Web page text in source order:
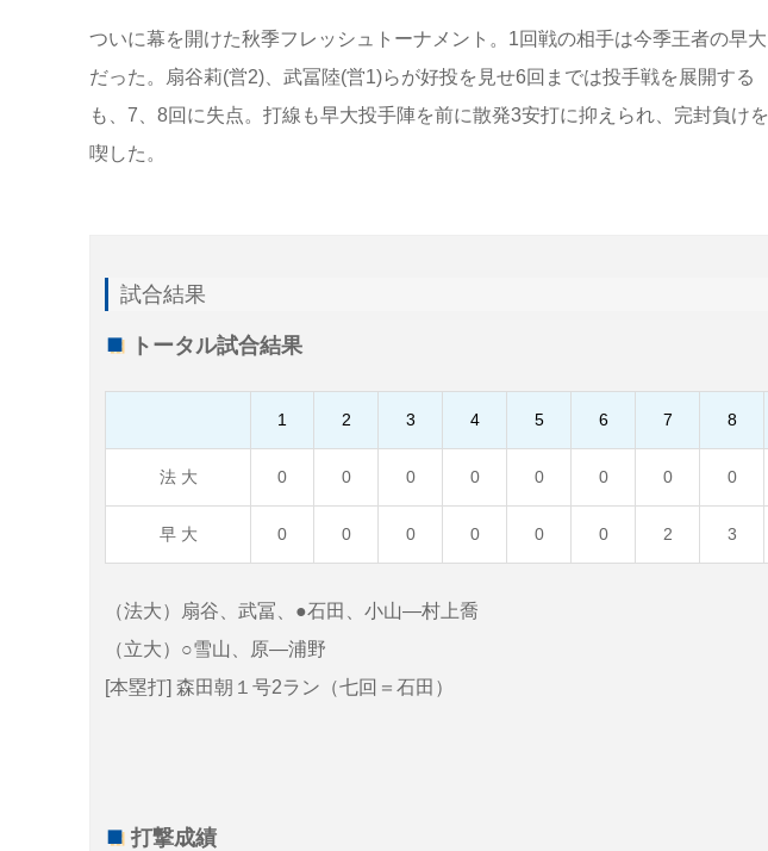
ついに幕を開けた秋季フレッシュトーナメント。1回戦の相手は今季王者の早大
だった。扇谷莉(営2)、武冨陸(営1)らが好投を見せ6回までは投手戦を展開する
も、7、8回に失点。打線も早大投手陣を前に散発3安打に抑えられ、完封負けを
喫した。
試合結果
トータル試合結果
1 2 3 4 5 6 7 8
法 大 0 0 0 0 0 0 0 0
早 大 0 0 0 0 0 0 2 3
（法大）扇谷、武冨、●石田、小山—村上喬
（立大）○雪山、原—浦野
[本塁打] 森田朝１号2ラン（七回＝石田）
打撃成績